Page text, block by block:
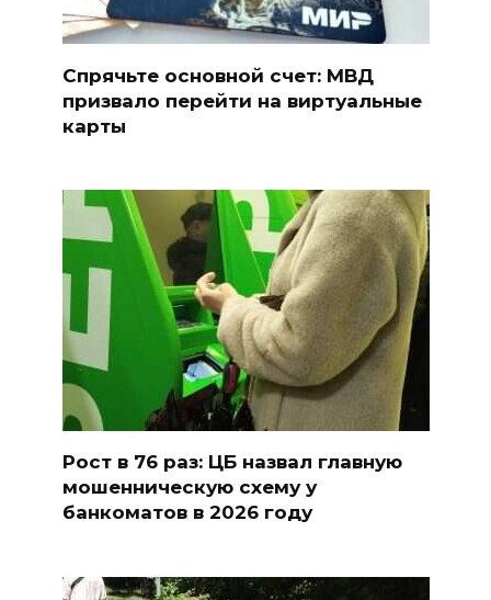
Спрячьте основной счет: МВД
призвало перейти на виртуальные
карты
Рост в 76 раз: ЦБ назвал главную
мошенническую схему у
банкоматов в 2026 году